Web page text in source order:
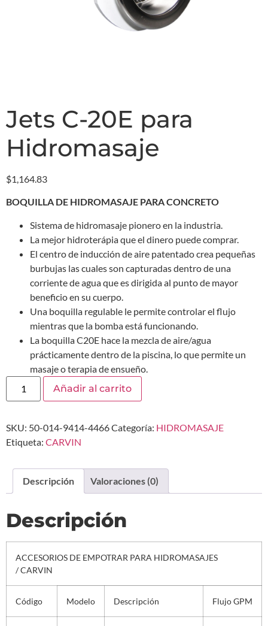
Jets C-20E para
Hidromasaje
$1,164.83
BOQUILLA DE HIDROMASAJE PARA CONCRETO
Sistema de hidromasaje pionero en la industria.
La mejor hidroterápia que el dinero puede comprar.
El centro de inducción de aire patentado crea pequeñas
burbujas las cuales son capturadas dentro de una
corriente de agua que es dirigida al punto de mayor
beneficio en su cuerpo.
Una boquilla regulable le permite controlar el flujo
mientras que la bomba está funcionando.
La boquilla C20E hace la mezcla de aire/agua
prácticamente dentro de la piscina, lo que permite un
masaje o terapia de ensueño.
Añadir al carrito
SKU: 50-014-9414-4466Categoría: HIDROMASAJE
Etiqueta: CARVIN
Descripción Valoraciones (0)
Descripción
ACCESORIOS DE EMPOTRAR PARA HIDROMASAJES
/ CARVIN
Código Modelo Descripción Flujo GPM